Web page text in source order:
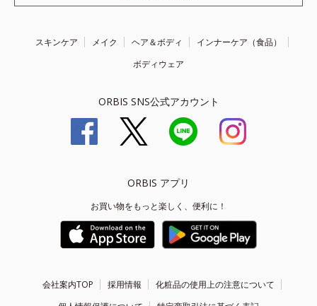
スキンケア メイク ヘア＆ボディ
インナーケア（食品）
ボディウェア
ORBIS SNS公式アカウント
ORBIS アプリ
お買い物をもっと楽しく、便利に！
会社案内TOP 採用情報
化粧品の使用上の注意について